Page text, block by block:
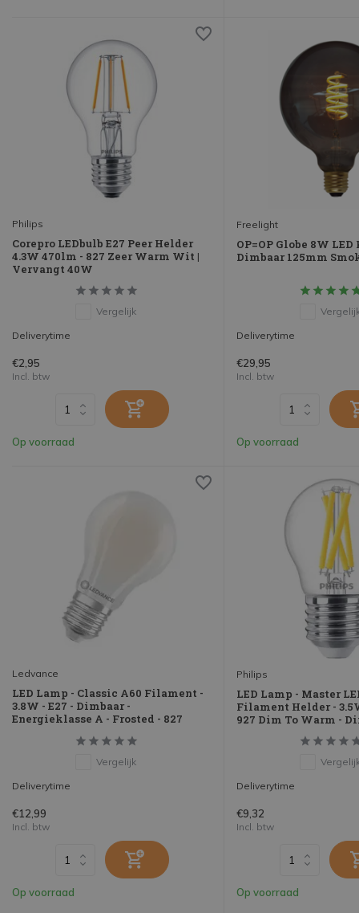
Philips
Corepro LEDbulb E27 Peer Helder
4.3W 470lm - 827 Zeer Warm Wit |
Vervangt 40W
Vergelijk
Deliverytime
€2,95
Incl. btw
Op voorraad
Freelight
OP=OP Globe 8W
Dimbaar 125mm
Deliverytime
€29,95
Incl. btw
Op voorraad
Ledvance
LED Lamp - Classic A60 Filament -
3.8W - E27 - Dimbaar -
Energieklasse A - Frosted - 827
Vergelijk
Deliverytime
€12,99
Incl. btw
Op voorraad
Philips
LED Lamp - Master
Filament Helder -
927 Dim To Warm -
Deliverytime
€9,32
Incl. btw
Op voorraad